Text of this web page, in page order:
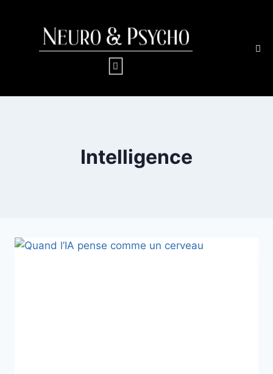
Intelligence